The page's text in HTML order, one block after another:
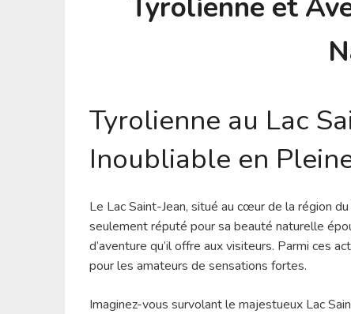
Tyrolienne au Lac
Inoubliable en
Le Lac Saint-Jean, situé au cœur de la région
seulement réputé pour sa beauté naturelle
d’aventure qu’il offre aux visiteurs. Parmi ces
pour les amateurs de sensations fortes.
Imaginez-vous survolant le majestueux Lac